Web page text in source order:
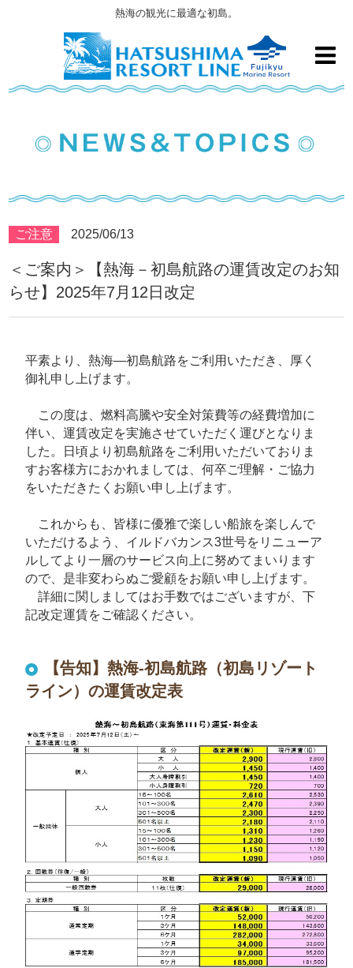
熱海の観光に最適な初島。
ご注意 2025/06/13
＜ご案内＞【熱海－初島航路の運賃改定のお知
らせ】2025年7月12日改定
平素より、熱海―初島航路をご利用いただき、厚く
御礼申し上げます。
この度は、燃料高騰や安全対策費等の経費増加に
伴い、運賃改定を実施させていただく運びとなりま
した。日頃より初島航路をご利用いただいておりま
すお客様方におかれましては、何卒ご理解・ご協力
をいただきたくお願い申し上げます。
これからも、皆様に優雅で楽しい船旅を楽しんで
いただけるよう、イルドバカンス3世号をリニューア
ルしてより一層のサービス向上に努めてまいります
ので、是非変わらぬご愛顧をお願い申し上げます。
詳細に関しましてはお手数ではございますが、下
記改定運賃をご確認ください。
【告知】熱海-初島航路（初島リゾート
ライン）の運賃改定表